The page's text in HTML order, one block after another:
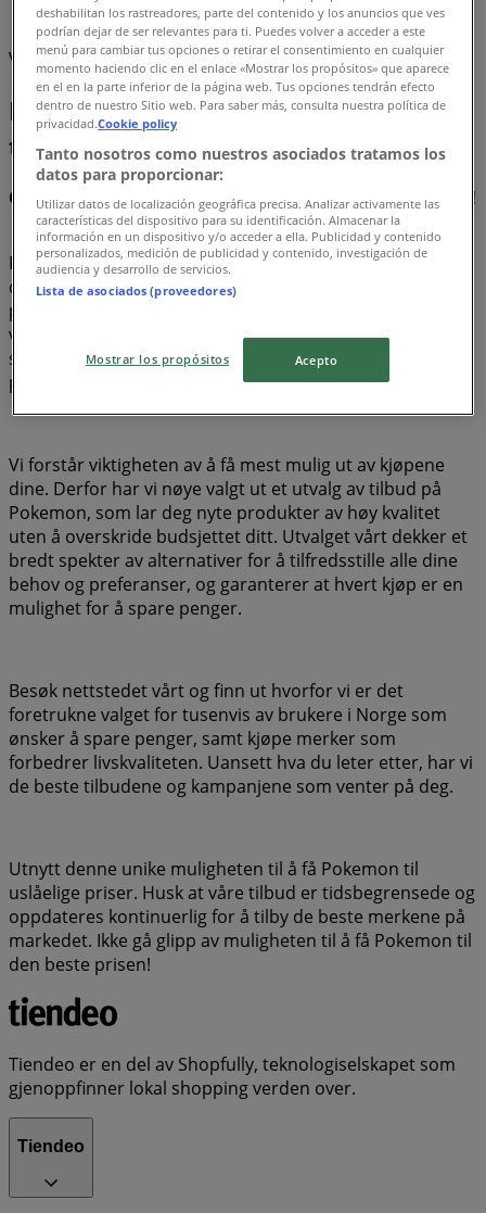
Pokemon
Vi er i ferd med å publisere tilbud fra Pokemon
Pokemon, alle tilbudene lett
tilgjengelig
Oppdag de beste tilbudene på Pokemon i august 2026!
I denne måneden av august i 2026, er vi glade for å tilby
deg de mest attraktive og konkurransedyktige tilbudene
på Pokemon som er tilgjengelige i Norge. På Tiendeo er
vårt mål å gi deg tilgang til et bredt spekter av tilbud, og
sikre at du finner akkurat det du trenger til uslåelige
priser.
Vi forstår viktigheten av å få mest mulig ut av kjøpene
dine. Derfor har vi nøye valgt ut et utvalg av tilbud på
Pokemon, som lar deg nyte produkter av høy kvalitet
uten å overskride budsjettet ditt. Utvalget vårt dekker et
bredt spekter av alternativer for å tilfredsstille alle dine
behov og preferanser, og garanterer at hvert kjøp er en
mulighet for å spare penger.
Besøk nettstedet vårt og finn ut hvorfor vi er det
foretrukne valget for tusenvis av brukere i Norge som
ønsker å spare penger, samt kjøpe merker som
forbedrer livskvaliteten. Uansett hva du leter etter, har vi
de beste tilbudene og kampanjene som venter på deg.
Utnytt denne unike muligheten til å få Pokemon til
uslåelige priser. Husk at våre tilbud er tidsbegrensede og
oppdateres kontinuerlig for å tilby de beste merkene på
markedet. Ikke gå glipp av muligheten til å få Pokemon til
den beste prisen!
Tiendeo er en del av Shopfully, teknologiselskapet som
gjenoppfinner lokal shopping verden over.
Tiendeo
deshabilitan los rastreadores, parte del contenido y los anuncios que ves
podrían dejar de ser relevantes para ti. Puedes volver a acceder a este
menú para cambiar tus opciones o retirar el consentimiento en cualquier
momento haciendo clic en el enlace «Mostrar los propósitos» que aparece
en el en la parte inferior de la página web. Tus opciones tendrán efecto
dentro de nuestro Sitio web. Para saber más, consulta nuestra política de
privacidad.Cookie policy
Tanto nosotros como nuestros asociados tratamos los
datos para proporcionar:
Utilizar datos de localización geográfica precisa. Analizar activamente las
características del dispositivo para su identificación. Almacenar la
información en un dispositivo y/o acceder a ella. Publicidad y contenido
personalizados, medición de publicidad y contenido, investigación de
audiencia y desarrollo de servicios.
Lista de asociados (proveedores)
Mostrar los propósitos Acepto